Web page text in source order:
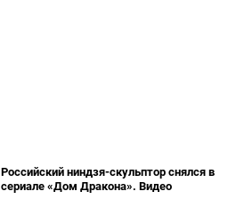
Российский ниндзя-скульптор снялся в
сериале «Дом Дракона». Видео